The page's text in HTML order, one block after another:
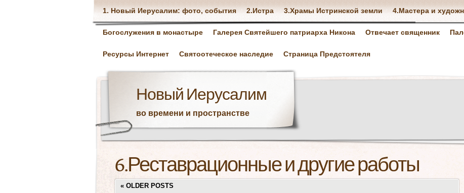
1. Новый Иерусалим: фото, события 2.Истра 3.Храмы Истринской земли 4.Мастера и
Богослужения в монастыре Галерея Святейшего патриарха Никона Отвечает священник
Ресурсы Интернет Святоотеческое наследие Страница Предстоятеля
Новый Иерусалим
во времени и пространстве
6.Реставрационные и другие работы
« OLDER POSTS